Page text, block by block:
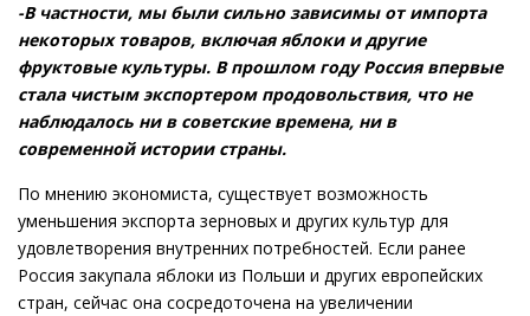
-В частности, мы были сильно зависимы от импорта
некоторых товаров, включая яблоки и другие
фруктовые культуры. В прошлом году Россия впервые
стала чистым экспортером продовольствия, что не
наблюдалось ни в советские времена, ни в
современной истории страны.
По мнению экономиста, существует возможность
уменьшения экспорта зерновых и других культур для
удовлетворения внутренних потребностей. Если ранее
Россия закупала яблоки из Польши и других европейских
стран, сейчас она сосредоточена на увеличении